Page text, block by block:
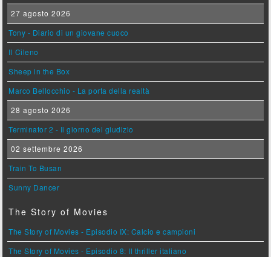
27 agosto 2026
Tony - Diario di un giovane cuoco
Il Cileno
Sheep in the Box
Marco Bellocchio - La porta della realtà
28 agosto 2026
Terminator 2 - Il giorno del giudizio
02 settembre 2026
Train To Busan
Sunny Dancer
The Story of Movies
The Story of Movies - Episodio IX: Calcio e campioni
The Story of Movies - Episodio 8: Il thriller italiano